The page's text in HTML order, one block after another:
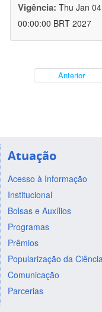
Vigência: Thu Jan
00:00:00 BRT 2027
Anterior
Atuação
Acesso à Informação
Institucional
Bolsas e Auxílios
Programas
Prêmios
Popularização da Ciência
Comunicação
Parcerias